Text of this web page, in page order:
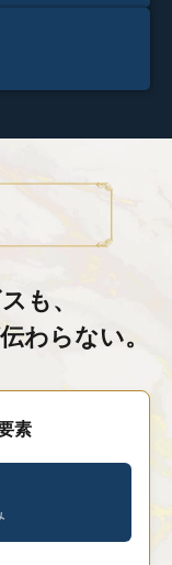
も、
わらない。
素